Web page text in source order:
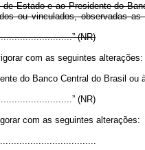
Estado e ao Presidente do
ou vinculados, observadas
(NR)
com as seguintes alterações:
do Banco Central do Brasil
(NR)
com as seguintes alterações: